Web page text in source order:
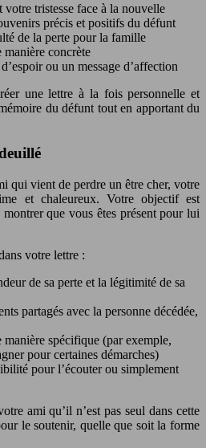
tristesse face à la nouvelle
précis et positifs du défunt
de la perte pour la famille
concrète
ou un message d’affection
une lettre à la fois personnelle et
du défunt tout en apportant du
qui vient de perdre un être cher, votre
et chaleureux. Votre objectif est
que vous êtes présent pour lui
votre lettre :
de sa perte et la légitimité de sa
partagés avec la personne décédée,
spécifique (par exemple,
pour certaines démarches)
pour l’écouter ou simplement
ami qu’il n’est pas seul dans cette
le soutenir, quelle que soit la forme